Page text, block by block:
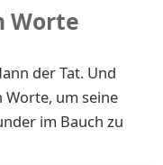
Worte
der Tat. Und
um seine
im Bauch zu